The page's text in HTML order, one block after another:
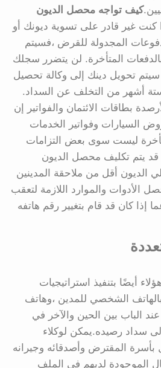
كيف تواجه محصل الديون
كنت غير قادر على تسوية ديونك أو
المجدولة للقرض ،فسيتم
بالدفعات المتأخرة. لن يتضرر سجلك
سيتم تحويل دينك إلى وكالة تحصيل
أشهر من التخلف عن السداد.
بطاقات الائتمان والفواتير إن
السيارات وفواتير الخدمات
ليست سوى بعض التزامات
قد يتم تكليف محصل الديون
الديون أقل من ملاحقة المدينين
الأدوات والموارد اللازمة لتعقب
إذا كان قد قام بتغيير رقم هاتفه
أيضًا بتنفيذ استراتيجيات
الشخصي للمدين ،وهاتف
الباب بين الحين والآخر في
سداد رصيده.يمكن لوكلاء
بأسرة المقترض وأصدقائه وجيرانه
الموجودة لديهم في الملف